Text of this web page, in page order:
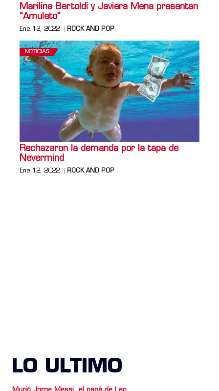
Marilina Bertoldi y Javiera Mena presentan
“Amuleto”
Ene 12, 2022 ROCK AND POP
NOTICIAS
Rechazaron la demanda por la tapa de
Nevermind
Ene 12, 2022 ROCK AND POP
LO ULTIMO